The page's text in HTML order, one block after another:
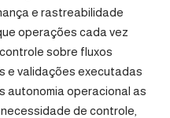
e rastreabilidade
operações cada vez
sobre fluxos
e validações executadas
autonomia operacional as
de controle,